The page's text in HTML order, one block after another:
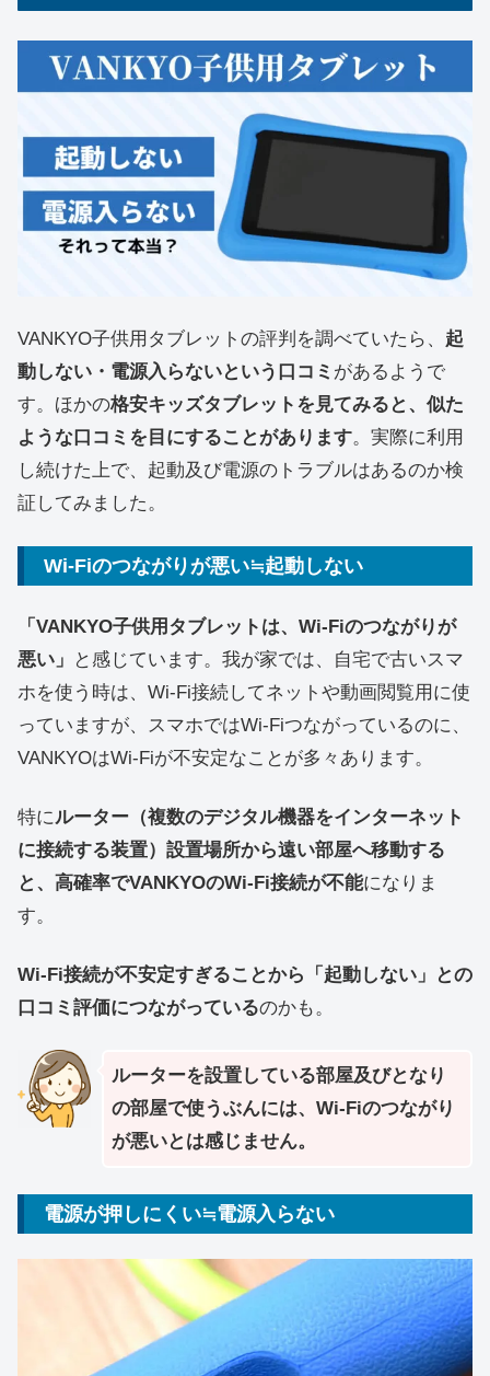
VANKYO子供用タブレットの評判を調べていたら、 起
動しない・電源入らないという口コミ があるようで
す。ほかの格安キッズタブレットを見てみると、似た
ような口コミを目にすることがあります。実際に利用
し続けた上で、起動及び電源のトラブルはあるのか検
証してみました。
Wi-Fiのつながりが悪い≒起動しない
「VANKYO子供用タブレットは、Wi-Fiのつながりが
悪い」
と感じています。我が家では、自宅で古いスマ
ホを使う時は、Wi-Fi接続してネットや動画閲覧用に使
っていますが、スマホではWi-Fiつながっているのに、
VANKYOはWi-Fiが不安定なことが多々あります。
特にルーター（複数のデジタル機器をインターネット
に接続する装置）設置場所から遠い部屋へ移動する
と、高確率でVANKYOのWi-Fi接続が不能になりま
す。
Wi-Fi接続が不安定すぎることから「起動しない」との
口コミ評価につながっているのかも。
ルーターを設置している部屋及びとなり
の部屋で使うぶんには、Wi-Fiのつながり
が悪いとは感じません。
電源が押しにくい≒電源入らない